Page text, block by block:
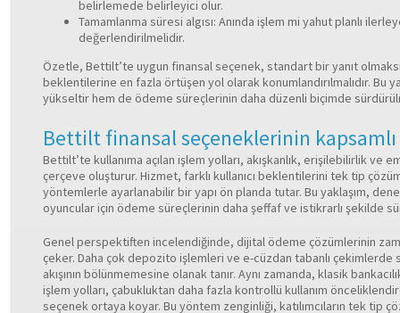
belirlemede belirleyici olur.
Tamamlanma süresi algısı: Anında işlem mi yahut planlı
değerlendirilmelidir.
Özetle, Bettilt’te uygun finansal seçenek, standart bir yanıt
beklentilerine en fazla örtüşen yol olarak konumlandırılmalıdır. Bu
yükseltir hem de ödeme süreçlerinin daha düzenli biçimde
Bettilt finansal seçeneklerinin
Bettilt’te kullanıma açılan işlem yolları, akışkanlık, erişilebilirlik ve
çerçeve oluşturur. Hizmet, farklı kullanıcı beklentilerini tek tip
yöntemlerle ayarlanabilir bir yapı ön planda tutar. Bu yaklaşım,
oyuncular için ödeme süreçlerinin daha şeffaf ve istikrarlı şekilde
Genel perspektiften incelendiğinde, dijital ödeme çözümlerinin
çeker. Daha çok depozito işlemleri ve e-cüzdan tabanlı çekimlerde
akışının bölünmemesine olanak tanır. Aynı zamanda, klasik
işlem yolları, çabukluktan daha fazla kontrollü kullanım
seçenek ortaya koyar. Bu yöntem zenginliği, katılımcıların tek tip